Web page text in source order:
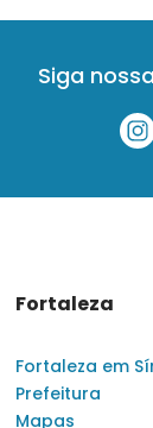
Siga
Fortaleza
Fortaleza em
Prefeitura
Mapas